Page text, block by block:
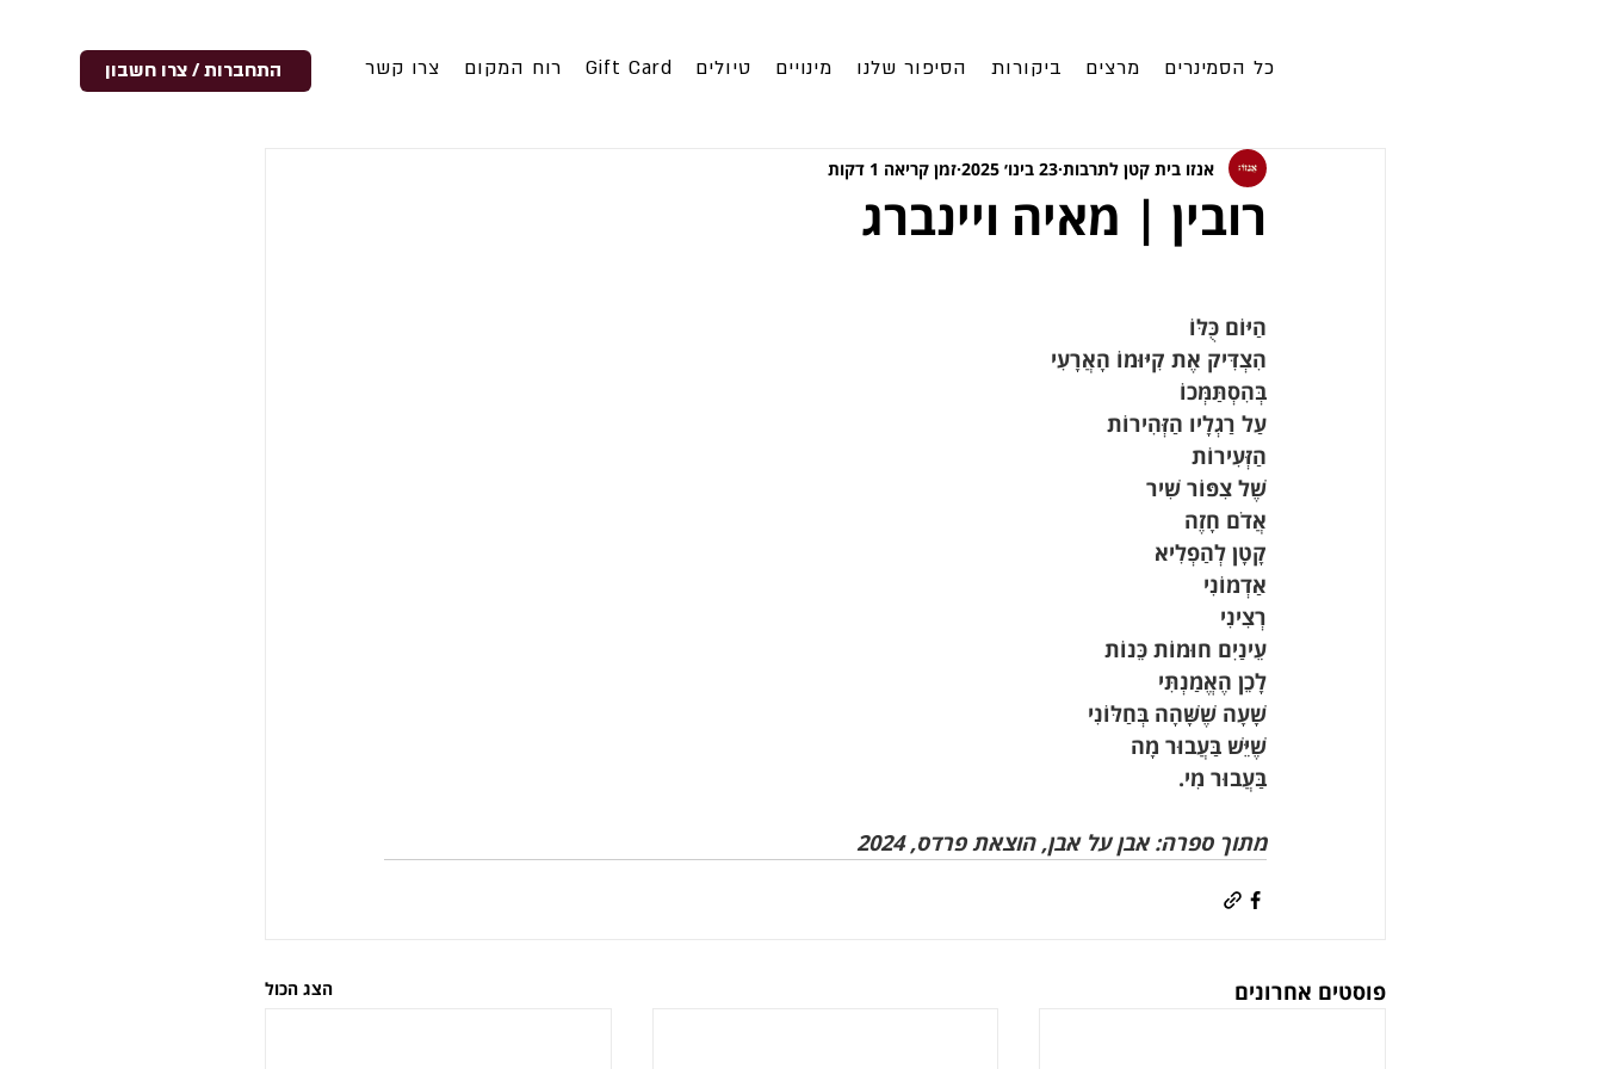
התחברות / צרו חשבון כל הסמינרים מרצים ביקורות הסיפור שלנו מינויים טיולים Gift Card רוח המקום צרו קשר
רובין | מאיה ויינברג
אנזו בית קטן לתרבות 23 בינו׳ 2025 זמן קריאה 1 דקות
הַיּוֹם כֻּלּוֹ
הִצְדִּיק אֶת קִיּוּמוֹ הָאֲרָעִי
בְּהִסְתַּמְּכוֹ
עַל רַגְלָיו הַזְּהִירוֹת
הַזְּעִירוֹת
שֶׁל צִפּוֹר שִׁיר
אֲדֹם חָזֶה
קָטָן לְהַפְלִיא
אַדְמוֹנִי
רְצִינִי
עֵינַיִם חוּמוֹת כֵּנוֹת
לָכֵן הֶאֱמַנְתִּי
שָׁעָה שֶׁשָּׁהָה בְּחַלּוֹנִי
שֶׁיֵּשׁ בַּעֲבוּר מָה
בַּעֲבוּר מִי.
מתוך ספרה: אבן על אבן, הוצאת פרדס, 2024
פוסטים אחרונים הצג הכול